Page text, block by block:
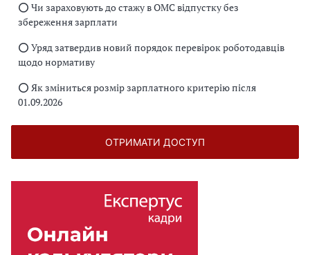
⭕️ Чи зараховують до стажу в ОМС відпустку без
збереження зарплати
⭕️ Уряд затвердив новий порядок перевірок роботодавців
щодо нормативу
⭕️ Як зміниться розмір зарплатного критерію після
01.09.2026
ОТРИМАТИ ДОСТУП